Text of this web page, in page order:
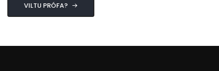
VILTU PRÓFA?